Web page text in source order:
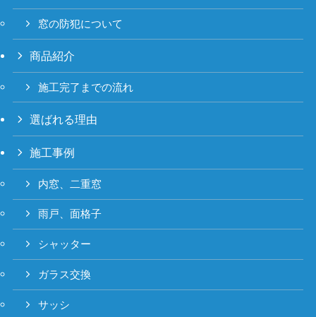
窓の防犯について
商品紹介
施工完了までの流れ
選ばれる理由
施工事例
内窓、二重窓
雨戸、面格子
シャッター
ガラス交換
サッシ